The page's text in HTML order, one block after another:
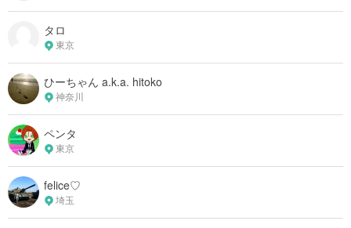
タロ
東京
ひーちゃん a.k.a. hitoko
神奈川
ペンタ
東京
felice♡
埼玉